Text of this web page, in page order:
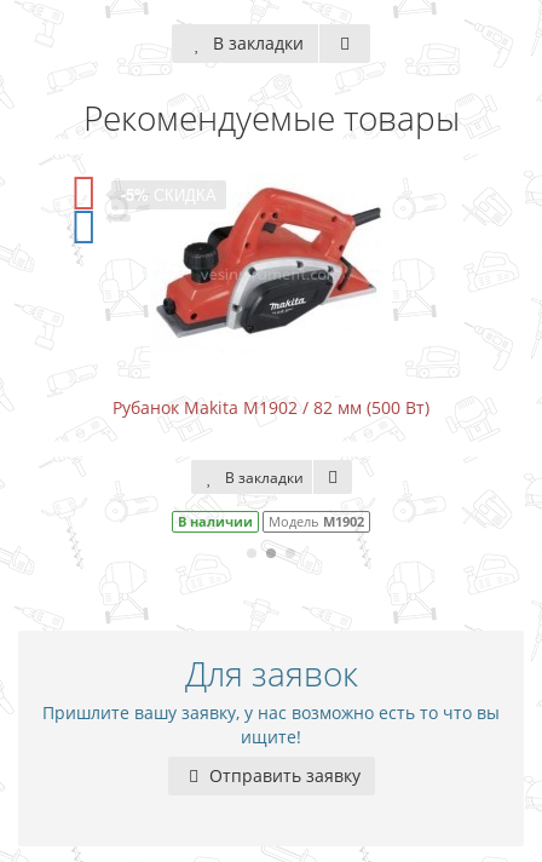
В закладки
Рекомендуемые товары
-5% СКИДКА
Рубанок Makita M1902 / 82 мм (500 Вт)
В закладки
В наличии Модель M1902
Для заявок
Пришлите вашу заявку, у нас возможно есть то что вы
ищите!
Отправить заявку